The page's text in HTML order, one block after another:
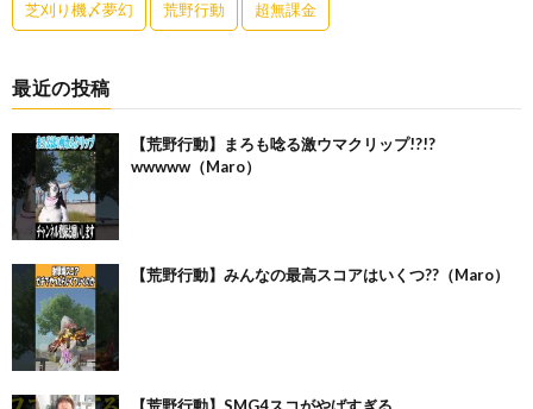
芝刈り機〆夢幻 荒野行動 超無課金
最近の投稿
【荒野行動】まろも唸る激ウマクリップ!?!?
wwwww（Maro）
【荒野行動】みんなの最高スコアはいくつ??（Maro）
【荒野行動】SMG4スコがやばすぎる